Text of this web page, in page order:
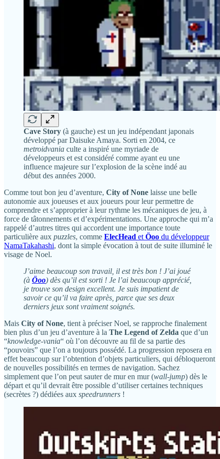
Cave Story (à gauche) est un jeu indépendant japonais
développé par Daisuke Amaya. Sorti en 2004, ce
metroidvania culte a inspiré une myriade de
développeurs et est considéré comme ayant eu une
influence majeure sur l’explosion de la scène indé au
début des années 2000.
Comme tout bon jeu d’aventure, City of None laisse une belle
autonomie aux joueuses et aux joueurs pour leur permettre de
comprendre et s’approprier à leur rythme les mécaniques de jeu, à
force de tâtonnements et d’expérimentations. Une approche qui m’a
rappelé d’autres titres qui accordent une importance toute
particulière aux puzzles, comme ElecHead et Öoo du développeur
NamaTakahashi, dont la simple évocation à tout de suite illuminé le
visage de Noel.
J’aime beaucoup son travail, il est très bon ! J’ai joué
(à Öoo) dès qu’il est sorti ! Je l’ai beaucoup apprécié,
je trouve son design excellent. Je suis impatient de
savoir ce qu’il va faire après, parce que ses deux
derniers jeux sont vraiment soignés.
Mais City of None, tient à préciser Noel, se rapproche finalement
bien plus d’un jeu d’aventure à la The Legend of Zelda que d’un
“knowledge-vania“ où l’on découvre au fil de sa partie des
“pouvoirs” que l’on a toujours possédé. La progression reposera en
effet beaucoup sur l’obtention d’objets particuliers, qui débloqueront
de nouvelles possibilités en termes de navigation. Sachez
simplement que l’on peut sauter de mur en mur (wall-jump) dès le
départ et qu’il devrait être possible d’utiliser certaines techniques
(secrètes ?) dédiées aux speedrunners !